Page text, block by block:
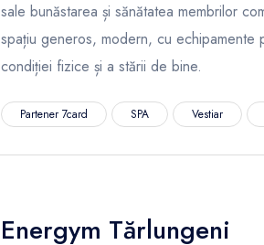
sale bunăstarea și sănătatea membrilor
spațiu generos, modern, cu echipamente
condiției fizice și a stării de bine.
Partener 7card SPA Vestiar
Energym Tărlungeni